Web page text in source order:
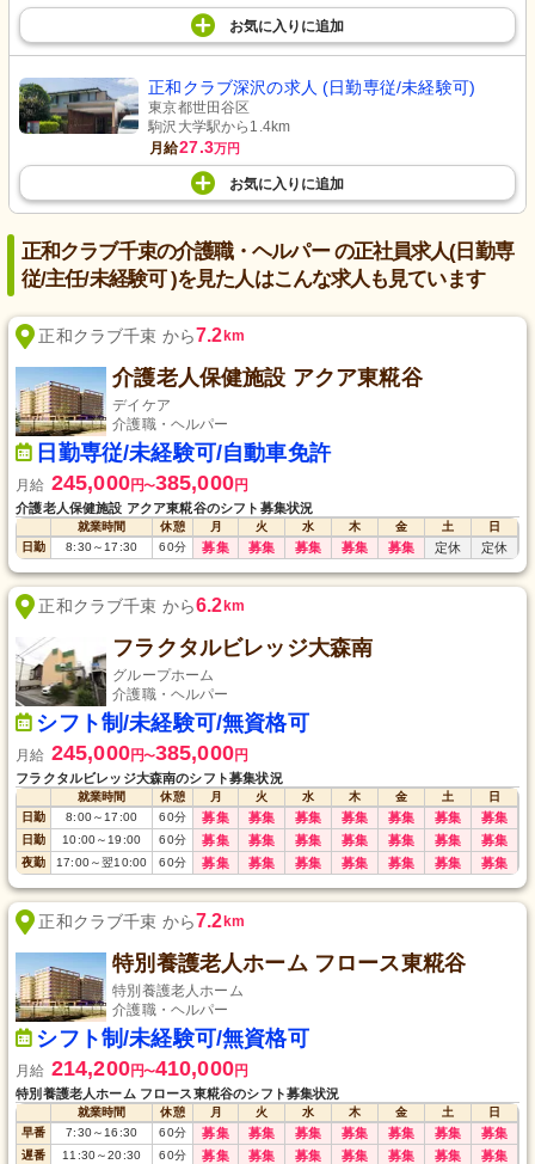
お気に入り に追加
正和クラブ深沢の求人 (日勤専従/未経験可)
東京都世田谷区
駒沢大学駅から1.4km
月給27.3万円
お気に入り に追加
正和クラブ千束の介護職・ヘルパー の正社員求人(日勤専
従/主任/未経験可 )を見た人はこんな求人も見ています
正和クラブ千束 から7.2 km
介護老人保健施設 アクア東糀谷
デイケア
介護職・ヘルパー
日勤専従/未経験可/自動車免許
月給 245,000円〜385,000円
介護老人保健施設 アクア東糀谷のシフト募集状況
就業時間 休憩 月 火 水 木 金 土
日
日勤
8:30～ 17:30 60分 募集 募集 募集 募集 募集 定休 定休
正和クラブ千束 から6.2 km
フラクタルビレッジ大森南
グループホーム
介護職・ヘルパー
シフト制/未経験可/無資格可
月給 245,000円〜385,000円
フラクタルビレッジ大森南のシフト募集状況
就業時間 休憩 月 火 水 木 金 土
日
日勤
8:00～ 17:00 60分 募集 募集 募集 募集 募集 募集 募集
日勤 10:00～ 19:00 60分 募集 募集 募集 募集 募集 募集 募集
夜勤 17:00～翌10:00 60分 募集 募集 募集 募集 募集 募集 募集
正和クラブ千束 から7.2 km
特別養護老人ホーム フロース東糀谷
特別養護老人ホーム
介護職・ヘルパー
シフト制/未経験可/無資格可
月給 214,200円〜410,000円
特別養護老人ホーム フロース東糀谷のシフト募集状況
就業時間 休憩 月 火 水 木 金 土
日
早番
7:30～ 16:30 60分 募集 募集 募集 募集 募集 募集 募集
遅番 11:30～20:30 60分 募集 募集 募集 募集 募集 募集 募集